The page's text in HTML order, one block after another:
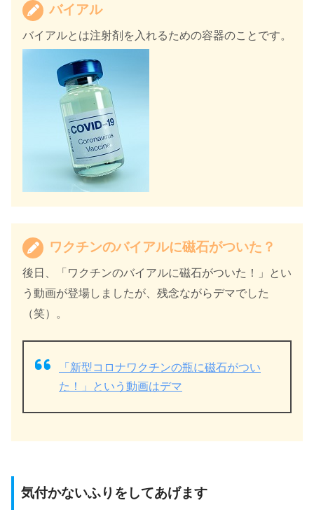
バイアル
バイアルとは注射剤を入れるための容器のことです。
ワクチンのバイアルに磁石がついた？
後日、「ワクチンのバイアルに磁石がついた！」とい
う動画が登場しましたが、残念ながらデマでした
（笑）。
「新型コロナワクチンの瓶に磁石がつい
た！」という動画はデマ
気付かないふりをしてあげます